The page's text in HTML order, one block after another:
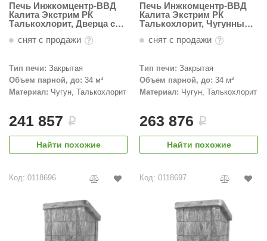
Design
2000
Печь Инжкомцентр-ВВД
Калита Экстрим РК
Талькохлорит, Дверца с
снят с продажи
Тип печи: Закрытая
Объем парной, до: 34 м³
Материал: Чугун, Талькохлорит
241 857 i
Найти похожие
Печь Инжкомцентр-ВВД
Калита Экстрим РК
Талькохлорит, Чугунный
дверью
снят с продажи
Тип печи: Закрытая
Объем парной, до: 34 м³
Материал: Чугун, Талькохлорит
263 876 i
Найти похожие
Код: 0118696 Код: 0118697